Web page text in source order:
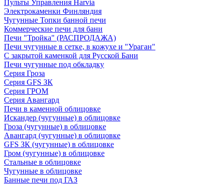
Пульты Управления Harvia
Электрокаменки Финляндия
Чугунные Топки банной печи
Коммерческие печи для бани
Печи "Тройка" (РАСПРОДАЖА)
Печи чугунные в сетке, в кожухе и "Ураган"
С закрытой каменкой для Русской Бани
Печи чугунные под обкладку
Серия Гроза
Серия GFS ЗК
Серия ГРОМ
Серия Авангард
Печи в каменной облицовке
Искандер (чугунные) в облицовке
Гроза (чугунные) в облицовке
Авангард (чугунные) в облицовке
GFS ЗК (чугунные) в облицовке
Гром (чугунные) в облицовке
Стальные в облицовке
Чугунные в облицовке
Банные печи под ГАЗ